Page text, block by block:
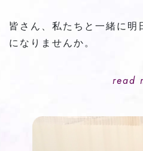
皆さん、私たちと一緒に明
になりませんか。
read